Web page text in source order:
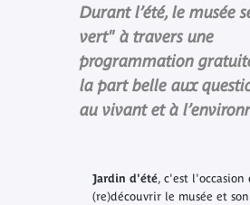
Durant l’été, le musée
vert" à travers une
programmation
la part belle aux
au vivant et à
Jardin d'été, c'est l'occasion
(re)découvrir le musée et